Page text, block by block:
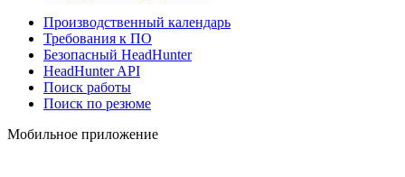
Производственный календарь
Требования к ПО
Безопасный HeadHunter
HeadHunter API
Поиск работы
Поиск по резюме
Мобильное приложение